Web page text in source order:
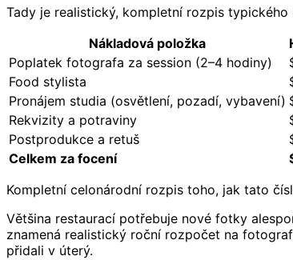
Tady je realistický, kompletní rozpis
Nákladová položka
Poplatek fotografa za session (2–4 hodiny)
Food stylista
Pronájem studia (osvětlení, pozadí, vybavení)
Rekvizity a potraviny
Postprodukce a retuš
Celkem za focení
Kompletní celonárodní rozpis toho, jak tato
Většina restaurací potřebuje nové fotky
znamená realistický roční rozpočet na
přidali v úterý.